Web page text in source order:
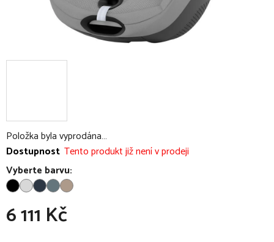
Položka byla vyprodána…
Dostupnost Tento produkt již není v prodeji
Vyberte barvu:
6 111 Kč